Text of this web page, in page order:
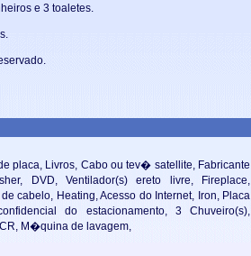
e 3 toaletes.
placa, Livros, Cabo ou tev� satellite, Fabricante
DVD, Ventilador(s) ereto livre, Fireplace,
cabelo, Heating, Acesso do Internet, Iron, Placa
do estacionamento, 3 Chuveiro(s),
M�quina de lavagem,